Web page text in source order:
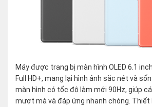
Máy được trang bị màn hình OLED 6.1
Full HD+, mang lại hình ảnh sắc nét và
màn hình có tốc độ làm mới 90Hz, giúp
mượt mà và đáp ứng nhanh chóng. Thiết